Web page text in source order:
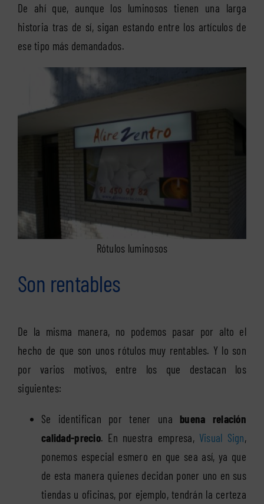
De ahí que, aunque los luminosos tienen una larga
historia tras de sí, sigan estando entre los artículos de
ese tipo más demandados.
Rótulos luminosos
Son rentables
De la misma manera, no podemos pasar por alto el
hecho de que son unos rótulos muy rentables. Y lo son
por varios motivos, entre los que destacan los
siguientes:
Se identifican por tener una buena relación
calidad-precio. En nuestra empresa, Visual Sign,
ponemos especial esmero en que sea así, ya que
de esta manera quienes decidan poner uno en sus
tiendas u oficinas, por ejemplo, tendrán la certeza